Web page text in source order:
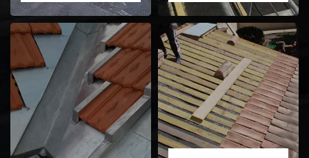
Etanchéité toiture
31
Réparation de
toiture 31